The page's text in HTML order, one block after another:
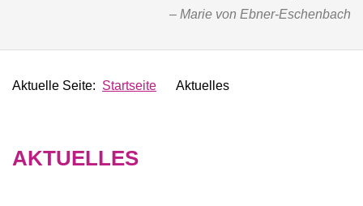
Marie von Ebner-Eschenbach
Aktuelle Seite: Startseite Aktuelles
AKTUELLES